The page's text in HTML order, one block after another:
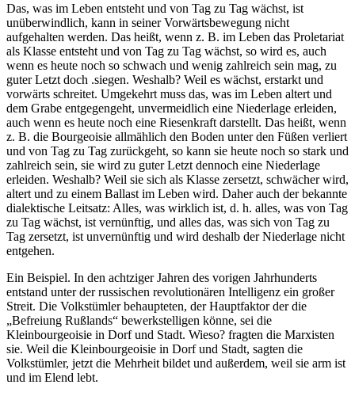
Das, was im Leben entsteht und von Tag zu Tag wächst, ist
unüberwindlich, kann in seiner Vorwärtsbewegung nicht
aufgehalten werden. Das heißt, wenn z. B. im Leben das Proletariat
als Klasse entsteht und von Tag zu Tag wächst, so wird es, auch
wenn es heute noch so schwach und wenig zahlreich sein mag, zu
guter Letzt doch .siegen. Weshalb? Weil es wächst, erstarkt und
vorwärts schreitet. Umgekehrt muss das, was im Leben altert und
dem Grabe entgegengeht, unvermeidlich eine Niederlage erleiden,
auch wenn es heute noch eine Riesenkraft darstellt. Das heißt, wenn
z. B. die Bourgeoisie allmählich den Boden unter den Füßen verliert
und von Tag zu Tag zurückgeht, so kann sie heute noch so stark und
zahlreich sein, sie wird zu guter Letzt dennoch eine Niederlage
erleiden. Weshalb? Weil sie sich als Klasse zersetzt, schwächer wird,
altert und zu einem Ballast im Leben wird. Daher auch der bekannte
dialektische Leitsatz: Alles, was wirklich ist, d. h. alles, was von Tag
zu Tag wächst, ist vernünftig, und alles das, was sich von Tag zu
Tag zersetzt, ist unvernünftig und wird deshalb der Niederlage nicht
entgehen.
Ein Beispiel. In den achtziger Jahren des vorigen Jahrhunderts
entstand unter der russischen revolutionären Intelligenz ein großer
Streit. Die Volkstümler behaupteten, der Hauptfaktor der die
„Befreiung Rußlands“ bewerkstelligen könne, sei die
Kleinbourgeoisie in Dorf und Stadt. Wieso? fragten die Marxisten
sie. Weil die Kleinbourgeoisie in Dorf und Stadt, sagten die
Volkstümler, jetzt die Mehrheit bildet und außerdem, weil sie arm ist
und im Elend lebt.